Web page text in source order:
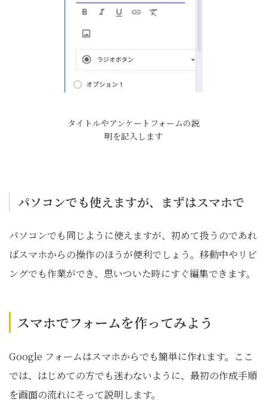
タイトルやアンケートフォームの説
明を記入します
パソコンでも使えますが、まずはスマホで
パソコンでも同じように使えますが、初めて扱うのであれ
ばスマホからの操作のほうが便利でしょう。移動中やリビ
ングでも作業ができ、思いついた時にすぐ編集できます。
スマホでフォームを作ってみよう
Google フォームはスマホからでも簡単に作れます。ここ
では、はじめての方でも迷わないように、最初の作成手順
を画面の流れにそって説明します。